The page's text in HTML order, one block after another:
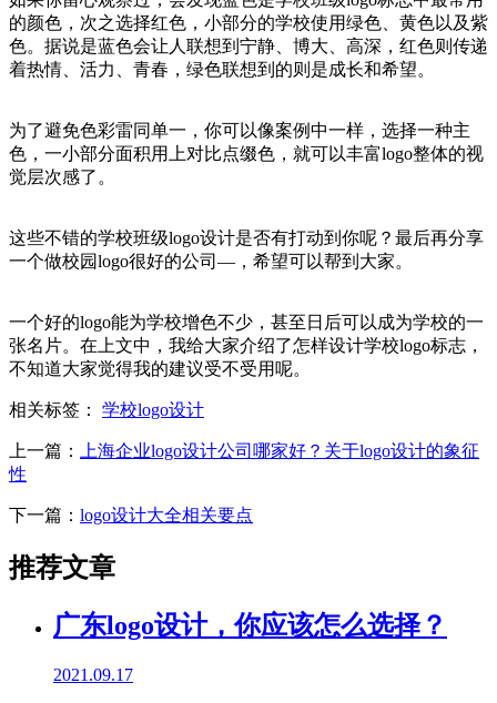
的颜色，次之选择红色，小部分的学校使用绿色、黄色以及紫
色。据说是蓝色会让人联想到宁静、博大、高深，红色则传递
着热情、活力、青春，绿色联想到的则是成长和希望。
为了避免色彩雷同单一，你可以像案例中一样，选择一种主
色，一小部分面积用上对比点缀色，就可以丰富logo整体的视
觉层次感了。
这些不错的学校班级logo设计是否有打动到你呢？最后再分享
一个做校园logo很好的公司—，希望可以帮到大家。
一个好的logo能为学校增色不少，甚至日后可以成为学校的一
张名片。在上文中，我给大家介绍了怎样设计学校logo标志，
不知道大家觉得我的建议受不受用呢。
相关标签： 学校logo设计
上一篇：
上海企业logo设计公司哪家好？关于logo设计的象征
性
下一篇： logo设计大全相关要点
推荐文章
广东logo设计，你应该怎么选择？
2021.09.17